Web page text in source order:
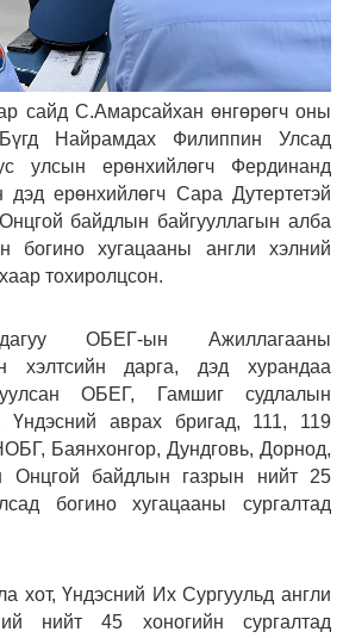
сайд С.Амарсайхан өнгөрөгч оны
Найрамдах Филиппин Улсад
улсын ерөнхийлөгч Фердинанд
ерөнхийлөгч Сара Дутертетэй
байдлын байгууллагын алба
богино хугацааны англи хэлний
тохиролцсон.
ОБЕГ-ын Ажиллагааны
хэлтсийн дарга, дэд хурандаа
ОБЕГ, Гамшиг судлалын
Үндэсний аврах бригад, 111, 119
Баянхонгор, Дундговь, Дорнод,
Онцгой байдлын газрын нийт 25
богино хугацааны сургалтад
хот, Үндэсний Их Сургуульд англи
нийт 45 хоногийн сургалтад